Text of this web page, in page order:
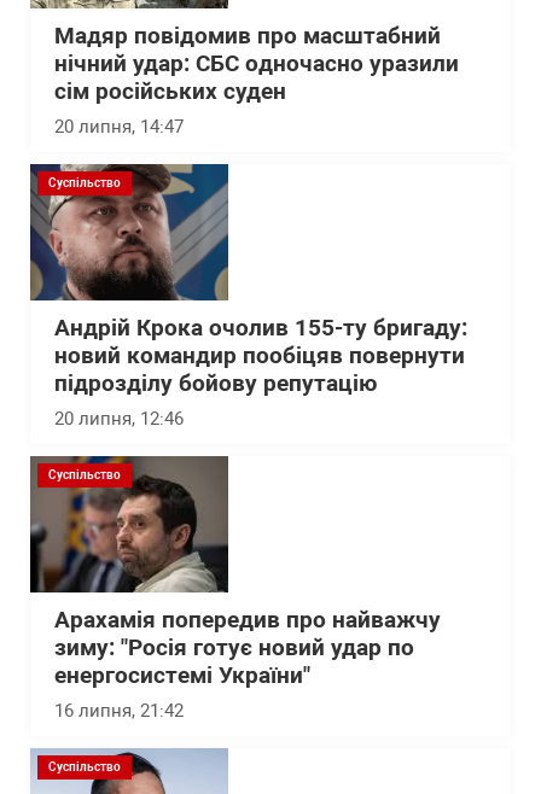
Мадяр повідомив про масштабний
нічний удар: СБС одночасно уразили
сім російських суден
20 липня, 14:47
Суспільство
Андрій Крока очолив 155-ту бригаду:
новий командир пообіцяв повернути
підрозділу бойову репутацію
20 липня, 12:46
Суспільство
Арахамія попередив про найважчу
зиму: "Росія готує новий удар по
енергосистемі України"
16 липня, 21:42
Суспільство